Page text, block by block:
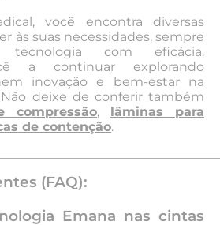
você encontra diversas
às suas necessidades, sempre
tecnologia com eficácia.
a continuar explorando
inovação e bem-estar na
deixe de conferir também
compressão, lâminas para
de contenção.
(FAQ):
Emana nas cintas